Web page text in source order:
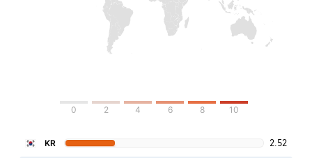
0 2 4 6 8 10
KR 2.52